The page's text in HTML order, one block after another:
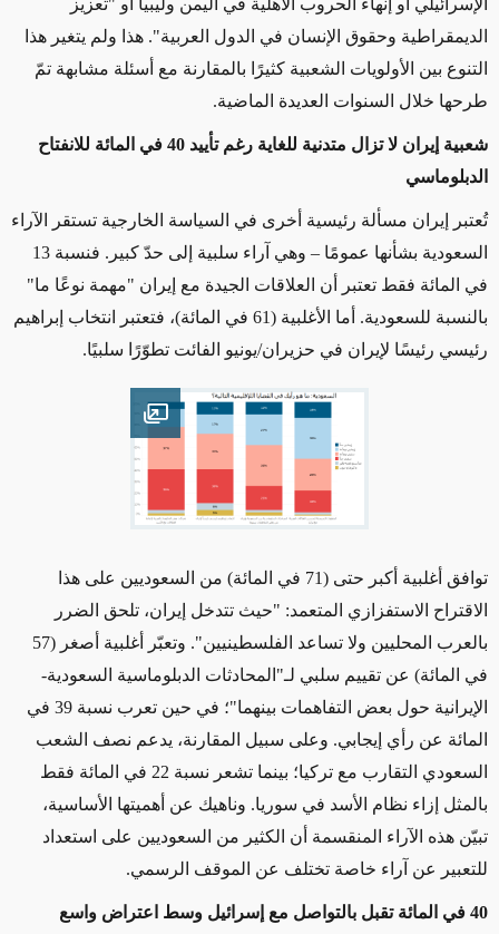
الإسرائيلي أو إنهاء الحروب الأهلية في اليمن وليبيا أو "تعزيز
الديمقراطية وحقوق الإنسان في الدول العربية". هذا ولم يتغير هذا
التنوع بين الأولويات الشعبية كثيرًا بالمقارنة مع أسئلة مشابهة تمّ
طرحها خلال السنوات العديدة الماضية.
شعبية إيران لا تزال متدنية للغاية رغم تأييد 40 في المائة للانفتاح
الدبلوماسي
تُعتبر إيران مسألة رئيسية أخرى في السياسة الخارجية تستقر الآراء
السعودية بشأنها عمومًا – وهي آراء سلبية إلى حدّ كبير. فنسبة 13
في المائة فقط تعتبر أن العلاقات الجيدة مع إيران "مهمة نوعًا ما"
بالنسبة للسعودية. أما الأغلبية (61 في المائة)، فتعتبر انتخاب إبراهيم
رئيسي رئيسًا لإيران في حزيران/يونيو الفائت تطوّرًا سلبيًا.
Open image
توافق أغلبية أكبر حتى (71 في المائة) من السعوديين على هذا
الاقتراح الاستفزازي المتعمد: "حيث تتدخل إيران، تلحق الضرر
بالعرب المحليين ولا تساعد الفلسطينيين". وتعبّر أغلبية أصغر (57
في المائة) عن تقييم سلبي لـ"المحادثات الدبلوماسية السعودية-
الإيرانية حول بعض التفاهمات بينهما"؛ في حين تعرب نسبة 39 في
المائة عن رأي إيجابي. وعلى سبيل المقارنة، يدعم نصف الشعب
السعودي التقارب مع تركيا؛ بينما تشعر نسبة 22 في المائة فقط
بالمثل إزاء نظام الأسد في سوريا. وناهيك عن أهميتها الأساسية،
تبيّن هذه الآراء المنقسمة أن الكثير من السعوديين على استعداد
للتعبير عن آراء خاصة تختلف عن الموقف الرسمي.
40 في المائة تقبل بالتواصل مع إسرائيل وسط اعتراض واسع